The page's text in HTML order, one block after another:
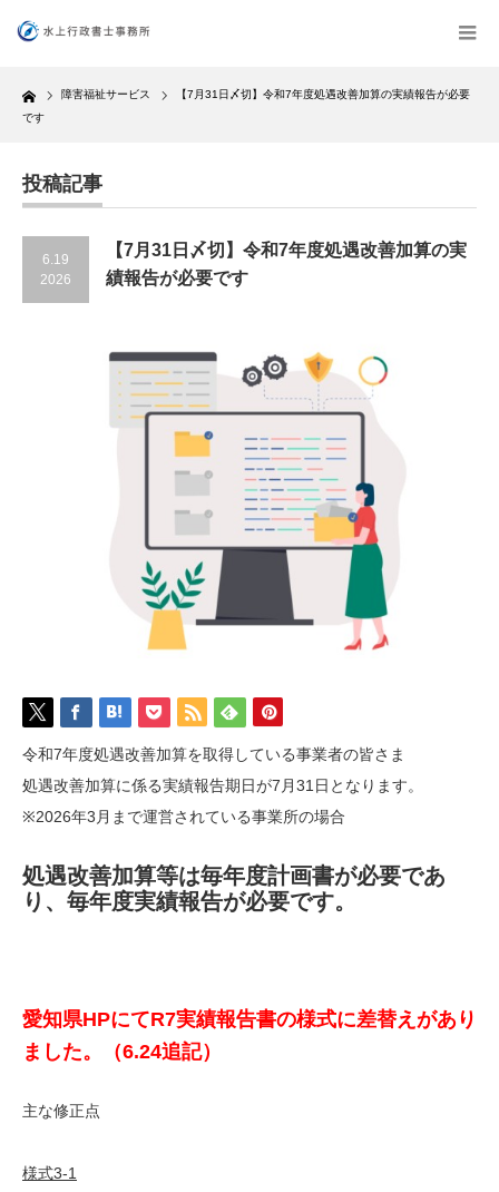
Home 障害福祉サービス
【7月31日〆切】令和7年度処遇改善加算の実績報告が必要
です
投稿記事
6.19
2026
【7月31日〆切】令和7年度処遇改善加算の実
績報告が必要です
令和7年度処遇改善加算を取得している事業者の皆さま
処遇改善加算に係る実績報告期日が7月31日となります。
※2026年3月まで運営されている事業所の場合
処遇改善加算等は毎年度計画書が必要であ
り、毎年度実績報告が必要です。
愛知県HPにてR7実績報告書の様式に差替えがあり
ました。（6.24追記）
主な修正点
様式3-1